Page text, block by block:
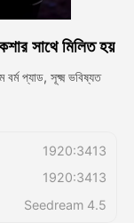
সাথে মিলিত হয়
প্যাড, সূক্ষ্ম ভবিষ্যত
1920:3413
1920:3413
Seedream 4.5